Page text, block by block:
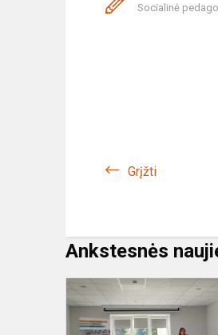
Socialinė
Grįžti
Ankstesnės